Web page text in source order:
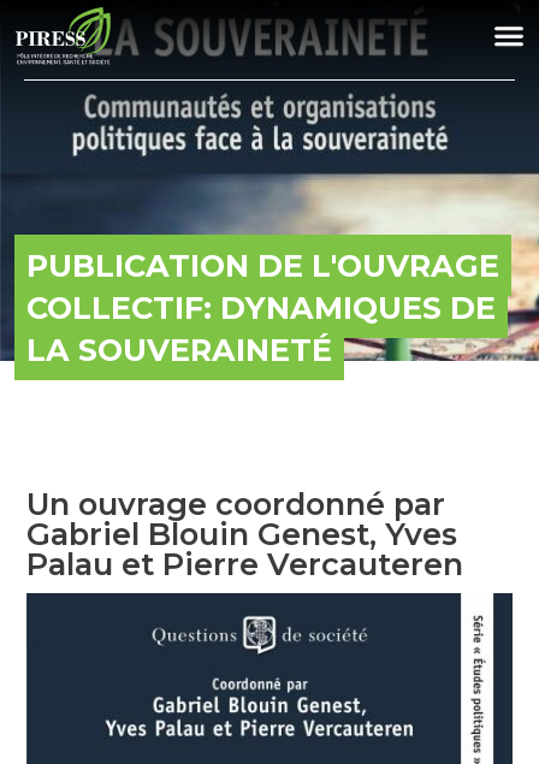
PUBLICATION DE L'OUVRAGE
COLLECTIF: DYNAMIQUES DE
LA SOUVERAINETÉ
Un ouvrage coordonné par
Gabriel Blouin Genest, Yves
Palau et Pierre Vercauteren